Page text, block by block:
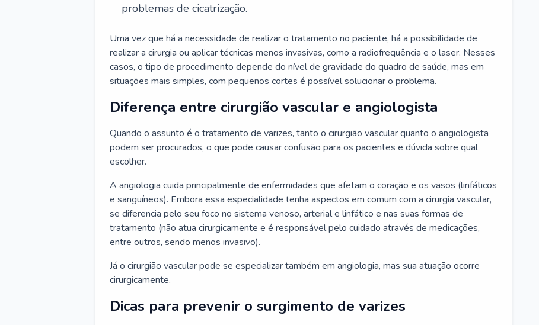
problemas de cicatrização.
Uma vez que há a necessidade de realizar o tratamento no paciente, há a possibilidade de
realizar a cirurgia ou aplicar técnicas menos invasivas, como a radiofrequência e o laser. Nesses
casos, o tipo de procedimento depende do nível de gravidade do quadro de saúde, mas em
situações mais simples, com pequenos cortes é possível solucionar o problema.
Diferença entre cirurgião vascular e angiologista
Quando o assunto é o tratamento de varizes, tanto o cirurgião vascular quanto o angiologista
podem ser procurados, o que pode causar confusão para os pacientes e dúvida sobre qual
escolher.
A angiologia cuida principalmente de enfermidades que afetam o coração e os vasos (linfáticos
e sanguíneos). Embora essa especialidade tenha aspectos em comum com a cirurgia vascular,
se diferencia pelo seu foco no sistema venoso, arterial e linfático e nas suas formas de
tratamento (não atua cirurgicamente e é responsável pelo cuidado através de medicações,
entre outros, sendo menos invasivo).
Já o cirurgião vascular pode se especializar também em angiologia, mas sua atuação ocorre
cirurgicamente.
Dicas para prevenir o surgimento de varizes